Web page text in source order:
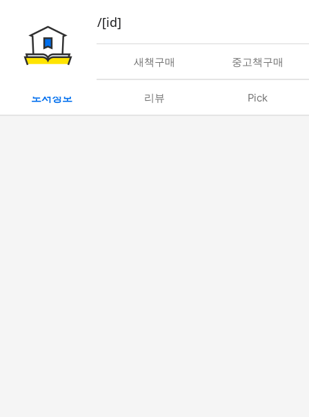
book/rent/[id]
대여 새책구매 중고책구매
도서정보 리뷰 Pick